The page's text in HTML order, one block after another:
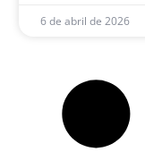
6 de abril de 2026